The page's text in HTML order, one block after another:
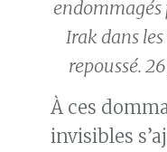
Irak dans les
repoussé.
À ces
invisibles